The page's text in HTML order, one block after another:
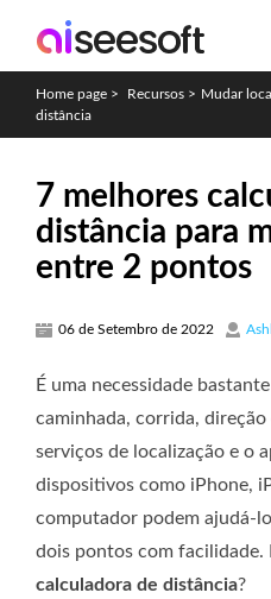
Home page > Recursos > Mudar
distância
7 melhores
distância para
entre 2 pontos
06 de Setembro de 2022
É uma necessidade
caminhada, corrida,
serviços de localização e o
dispositivos como iPhone,
computador podem ajudá-
dois pontos com facilidade.
calculadora de distância?